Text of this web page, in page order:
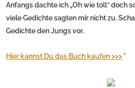
Anfangs dachte ich „Oh wie toll“ doch
viele Gedichte sagten mir nicht zu.
Gedichte den Jungs vor.
Hier kannst Du das Buch kaufen >>> *